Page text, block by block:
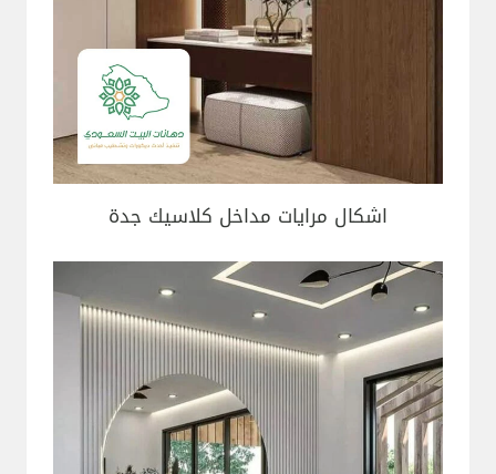
اشكال مرايات مداخل كلاسيك جدة